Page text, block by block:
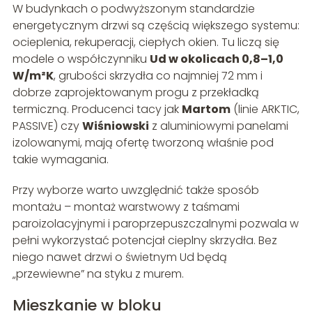
W budynkach o podwyższonym standardzie
energetycznym drzwi są częścią większego systemu:
ocieplenia, rekuperacji, ciepłych okien. Tu liczą się
modele o współczynniku Ud w okolicach 0,8–1,0
W/m²K, grubości skrzydła co najmniej 72 mm i
dobrze zaprojektowanym progu z przekładką
termiczną. Producenci tacy jak Martom(linie ARKTIC,
PASSIVE) czyWiśniowski z aluminiowymi panelami
izolowanymi, mają ofertę tworzoną właśnie pod
takie wymagania.
Przy wyborze warto uwzględnić także sposób
montażu – montaż warstwowy z taśmami
paroizolacyjnymi i paroprzepuszczalnymi pozwala w
pełni wykorzystać potencjał cieplny skrzydła. Bez
niego nawet drzwi o świetnym Ud będą
„przewiewne” na styku z murem.
Mieszkanie w bloku